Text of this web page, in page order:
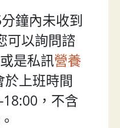
鐘內未收到
可以詢問諮
是私訊營養
於上班時間
18:00，不含